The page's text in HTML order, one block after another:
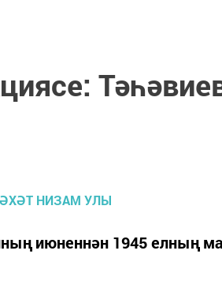
июненнән 1945 елның